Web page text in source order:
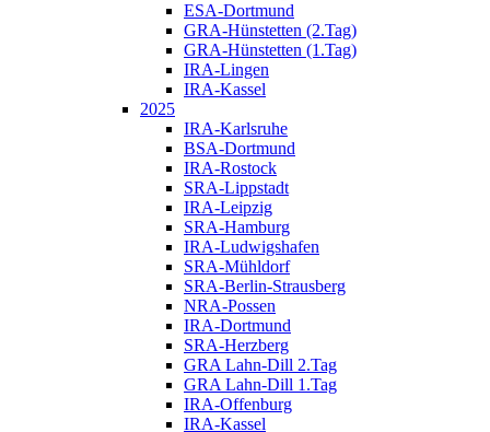
ESA-Dortmund
GRA-Hünstetten (2.Tag)
GRA-Hünstetten (1.Tag)
IRA-Lingen
IRA-Kassel
2025
IRA-Karlsruhe
BSA-Dortmund
IRA-Rostock
SRA-Lippstadt
IRA-Leipzig
SRA-Hamburg
IRA-Ludwigshafen
SRA-Mühldorf
SRA-Berlin-Strausberg
NRA-Possen
IRA-Dortmund
SRA-Herzberg
GRA Lahn-Dill 2.Tag
GRA Lahn-Dill 1.Tag
IRA-Offenburg
IRA-Kassel